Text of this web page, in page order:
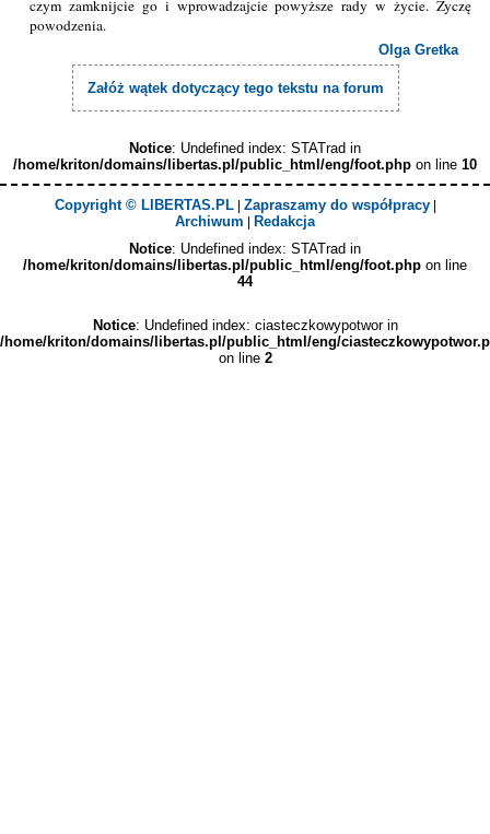
czym zamknijcie go i wprowadzajcie powyższe rady w życie. Życzę
powodzenia.
Olga Gretka
Załóż wątek dotyczący tego tekstu na forum
Notice: Undefined index: STATrad in
/home/kriton/domains/libertas.pl/public_html/eng/foot.php on line 10
Copyright © LIBERTAS.PL| Zapraszamy do współpracy|
Archiwum
Redakcja
Notice: Undefined index: STATrad in
/home/kriton/domains/libertas.pl/public_html/eng/foot.php on line
44
Notice: Undefined index: ciasteczkowypotwor in
/home/kriton/domains/libertas.pl/public_html/eng/
on line 2